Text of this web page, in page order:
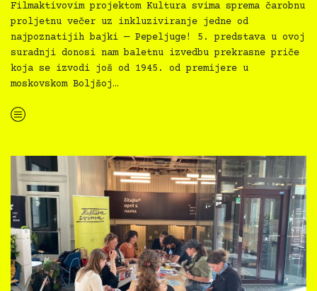
Filmaktivovim projektom Kultura svima sprema čarobnu
proljetnu večer uz inkluziviranje jedne od
najpoznatijih bajki — Pepeljuge! 5. predstava u ovoj
suradnji donosi nam baletnu izvedbu prekrasne priče
koja se izvodi još od 1945. od premijere u
moskovskom Boljšoj…
“Kultura svima: Kazalište svima, Pepeljuga, 10.5.2025.”